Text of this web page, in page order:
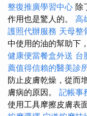
整復推廣學習中心 除
作用也是驚人的。 高
護照代辦服務 天母整
中使用的油的幫助下
健康便當餐盒外送 台
薦值得信賴的醫美診
防止皮膚乾燥，從而
膚病的原因。 記帳事
使用工具摩擦皮膚表